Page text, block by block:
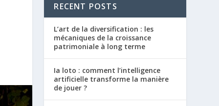
RECENT POSTS
L’art de la diversification : les
mécaniques de la croissance
patrimoniale à long terme
Ia loto : comment l’intelligence
artificielle transforme la manière
de jouer ?